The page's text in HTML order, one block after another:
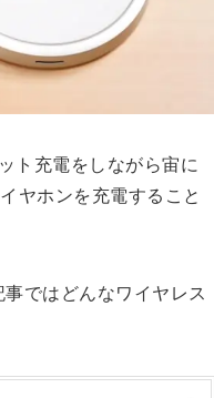
ト充電をしながら宙に
ヤホンを充電すること
ではどんなワイヤレス